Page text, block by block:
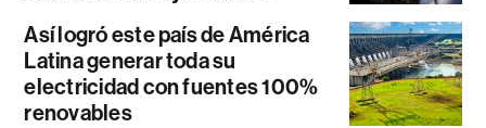
Así logró este país de América
Latina generar toda su
electricidad con fuentes 100%
renovables